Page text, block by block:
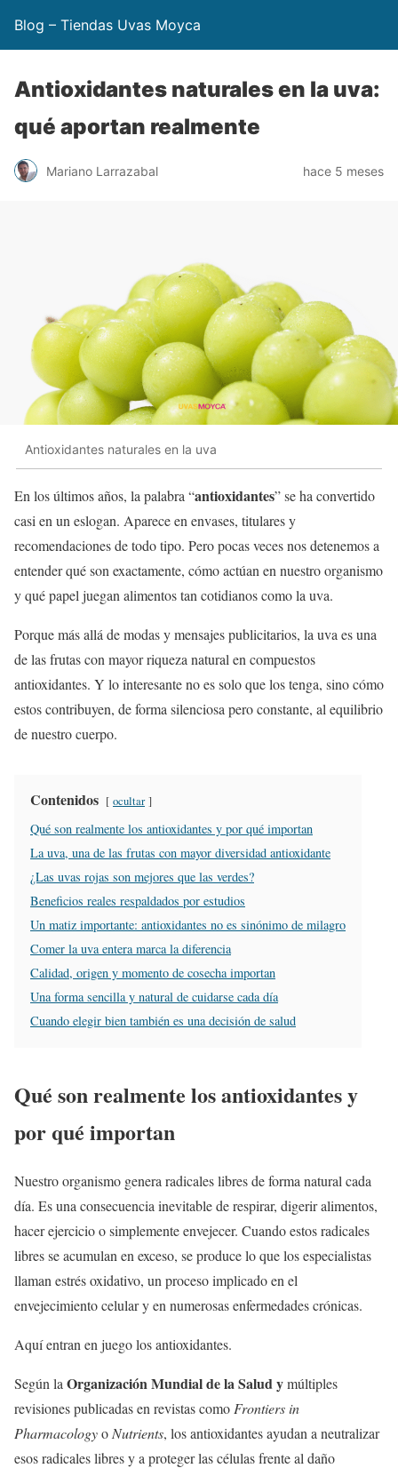
Blog – Tiendas Uvas Moyca
Antioxidantes naturales en la uva:
qué aportan realmente
Mariano Larrazabal hace 5 meses
Antioxidantes naturales en la uva
En los últimos años, la palabra “antioxidantes” se ha convertido
casi en un eslogan. Aparece en envases, titulares y
recomendaciones de todo tipo. Pero pocas veces nos detenemos a
entender qué son exactamente, cómo actúan en nuestro organismo
y qué papel juegan alimentos tan cotidianos como la uva.
Porque más allá de modas y mensajes publicitarios, la uva es una
de las frutas con mayor riqueza natural en compuestos
antioxidantes. Y lo interesante no es solo que los tenga, sino cómo
estos contribuyen, de forma silenciosa pero constante, al equilibrio
de nuestro cuerpo.
Contenidos ocultar
Qué son realmente los antioxidantes y por qué importan
La uva, una de las frutas con mayor diversidad antioxidante
¿Las uvas rojas son mejores que las verdes?
Beneficios reales respaldados por estudios
Un matiz importante: antioxidantes no es sinónimo de milagro
Comer la uva entera marca la diferencia
Calidad, origen y momento de cosecha importan
Una forma sencilla y natural de cuidarse cada día
Cuando elegir bien también es una decisión de salud
Qué son realmente los antioxidantes y
por qué importan
Nuestro organismo genera radicales libres de forma natural cada
día. Es una consecuencia inevitable de respirar, digerir alimentos,
hacer ejercicio o simplemente envejecer. Cuando estos radicales
libres se acumulan en exceso, se produce lo que los especialistas
llaman estrés oxidativo, un proceso implicado en el
envejecimiento celular y en numerosas enfermedades crónicas.
Aquí entran en juego los antioxidantes.
Según la Organización Mundial de la Salud ymúltiples
revisiones publicadas en revistas como Frontiers in
Pharmacologyo Nutrients, los antioxidantes ayudan a neutralizar
esos radicales libres y a proteger las células frente al daño